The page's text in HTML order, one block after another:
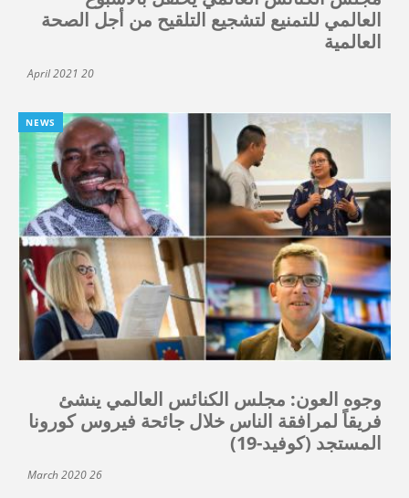
العالمي للتمنيع لتشجيع التلقيح من أجل الصحة
العالمية
20 April 2021
NEWS
وجوه العون: مجلس الكنائس العالمي ينشئ
فريقاً لمرافقة الناس خلال جائحة فيروس كورونا
المستجد (كوفيد-19)
26 March 2020